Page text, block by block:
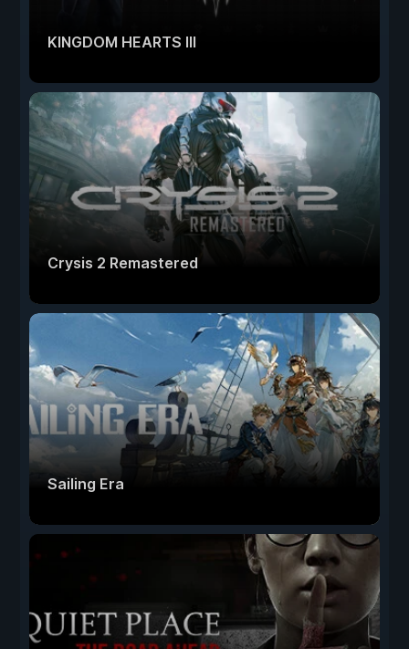
KINGDOM HEARTS III
Crysis 2 Remastered
Sailing Era